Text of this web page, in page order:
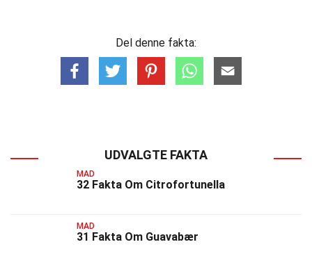
Del denne fakta:
UDVALGTE FAKTA
MAD
32 Fakta Om Citrofortunella
MAD
31 Fakta Om Guavabær